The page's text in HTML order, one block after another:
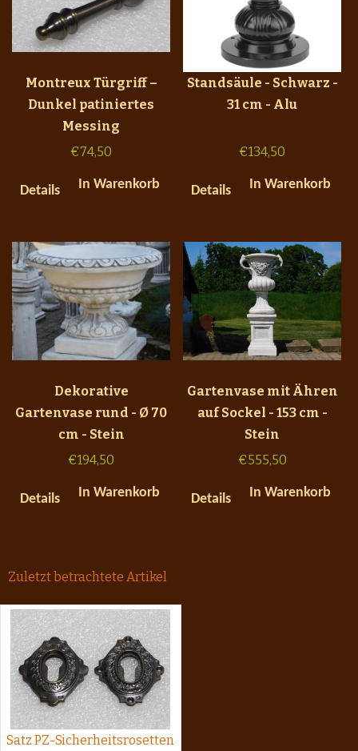
Montreux Türgriff –
Dunkel patiniertes
Messing
€74,50
Details In Warenkorb
Standsäule - Schwarz -
31 cm - Alu
€134,50
Details In Warenkorb
Dekorative
Gartenvase rund - Ø 70
cm - Stein
€194,50
Details In Warenkorb
Gartenvase mit Ähren
auf Sockel - 153 cm -
Stein
€555,50
Details In Warenkorb
Zuletzt betrachtete Artikel
Satz PZ-Sicherheitsrosetten